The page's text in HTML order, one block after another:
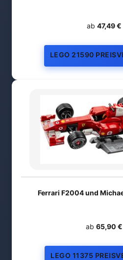
ab 47,49 €
LEGO 21590
Ferrari F2004 und
ab 65,90 €
LEGO 11375